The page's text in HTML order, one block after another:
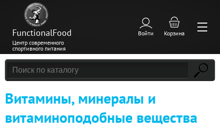
FunctionalFood
Центр современного
спортивного питания
Войти Корзина
Витамины, минералы и
витаминоподобные вещества